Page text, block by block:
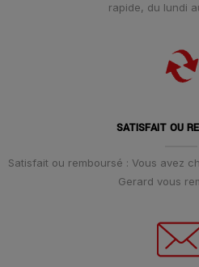
rapide, du lundi
SATISFAIT OU
Satisfait ou remboursé : Vous avez
Gerard vous